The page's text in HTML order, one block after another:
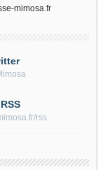
mimosa.fr
rss